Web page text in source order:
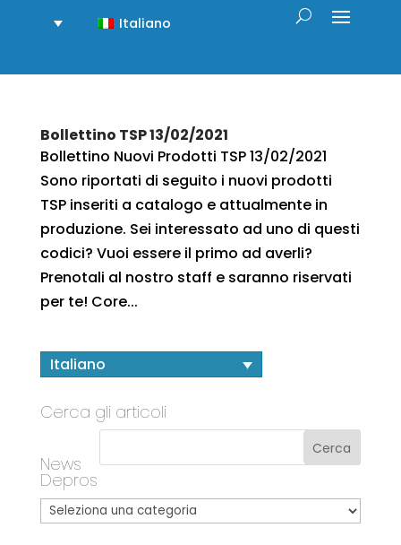
Italiano
Bollettino TSP 13/02/2021
Bollettino Nuovi Prodotti TSP 13/02/2021
Sono riportati di seguito i nuovi prodotti
TSP inseriti a catalogo e attualmente in
produzione. Sei interessato ad uno di questi
codici? Vuoi essere il primo ad averli?
Prenotali al nostro staff e saranno riservati
per te! Core...
Italiano
Cerca gli articoli
News
Depros